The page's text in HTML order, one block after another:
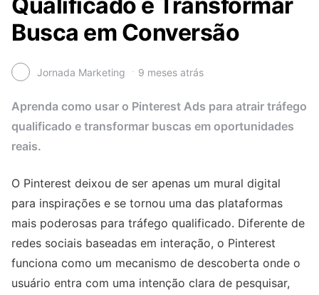
Busca em Conversão
Jornada Marketing 9 meses atrás
Aprenda como usar o Pinterest Ads para atrair tráfego
qualificado e transformar buscas em oportunidades
reais.
O Pinterest deixou de ser apenas um mural digital
para inspirações e se tornou uma das plataformas
mais poderosas para tráfego qualificado. Diferente de
redes sociais baseadas em interação, o Pinterest
funciona como um mecanismo de descoberta onde o
usuário entra com uma intenção clara de pesquisar,